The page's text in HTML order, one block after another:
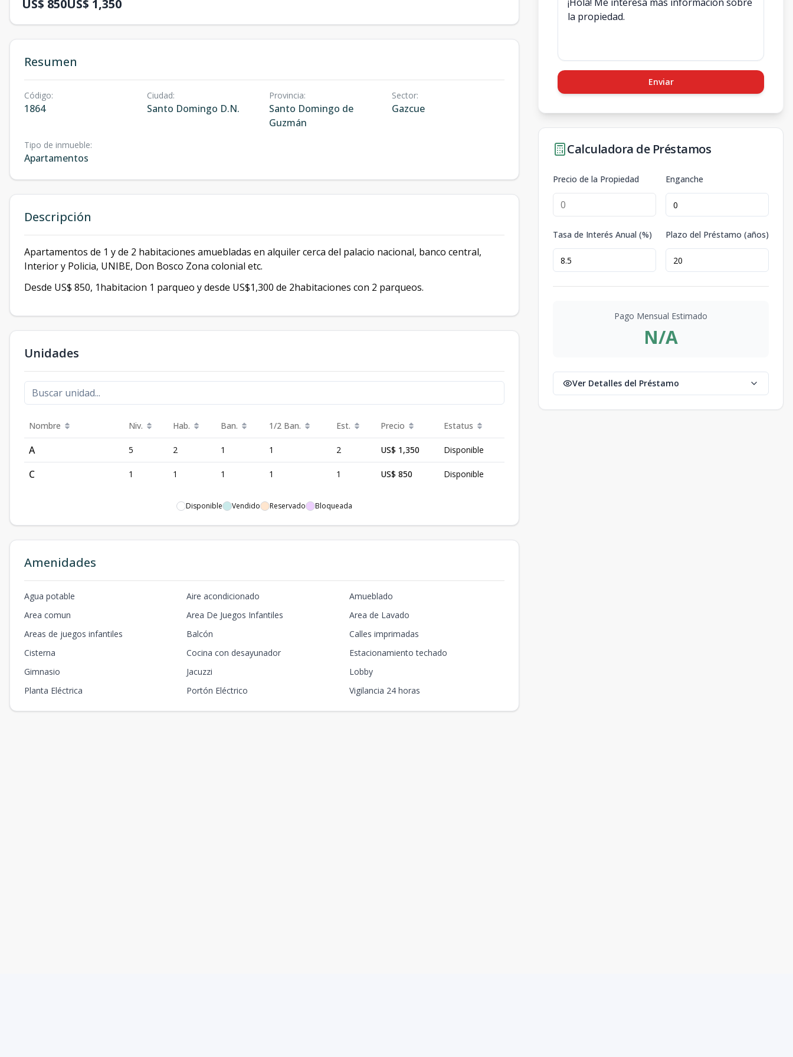
US$ 850US$ 1,350
Resumen
Código:
1864
Ciudad:
Santo Domingo D.N.
Provincia:
Santo Domingo de
Guzmán
Sector:
Gazcue
Tipo de inmueble:
Apartamentos
Descripción
Apartamentos de 1 y de 2 habitaciones amuebladas en alquiler cerca del palacio nacional, banco central,
Interior y Policia, UNIBE, Don Bosco Zona colonial etc.
Desde US$ 850, 1habitacion 1 parqueo y desde US$1,300 de 2habitaciones con 2 parqueos.
Unidades
Nombre Niv. Hab. Ban. 1/2 Ban. Est. Precio Estatus
A 5 2 1 1 2 US$ 1,350 Disponible
C 1 1 1 1 1 US$ 850 Disponible
Disponible Vendido Reservado Bloqueada
Amenidades
Agua potable Aire acondicionado
Amueblado
Area comun
Area De Juegos Infantiles
Area de Lavado
Areas de juegos infantiles
Balcón
Calles imprimadas
Cisterna
Cocina con desayunador
Estacionamiento techado
Gimnasio
Jacuzzi
Lobby
Planta Eléctrica
Portón Eléctrico Vigilancia 24 horas
Enviar
Calculadora de Préstamos
Precio de la Propiedad Enganche
Tasa de Interés Anual (%) Plazo del Préstamo (años)
Pago Mensual Estimado
N/A
Ver Detalles del Préstamo